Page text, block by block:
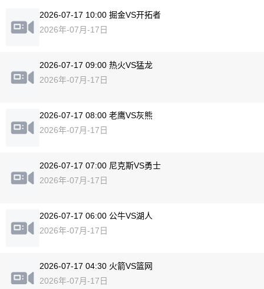
2026-07-17 10:00 掘金VS开拓者
2026年-07月-17日
2026-07-17 09:00 热火VS猛龙
2026年-07月-17日
2026-07-17 08:00 老鹰VS灰熊
2026年-07月-17日
2026-07-17 07:00 尼克斯VS勇士
2026年-07月-17日
2026-07-17 06:00 公牛VS湖人
2026年-07月-17日
2026-07-17 04:30 火箭VS篮网
2026年-07月-17日